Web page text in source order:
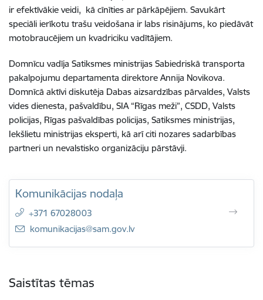
ir efektīvākie veidi, kā cīnīties ar pārkāpējiem. Savukārt
speciāli ierīkotu trašu veidošana ir labs risinājums, ko piedāvāt
motobraucējiem un kvadriciku vadītājiem.
Domnīcu vadīja Satiksmes ministrijas Sabiedriskā transporta
pakalpojumu departamenta direktore Annija Novikova.
Domnīcā aktīvi diskutēja Dabas aizsardzības pārvaldes, Valsts
vides dienesta, pašvaldību, SIA “Rīgas meži”, CSDD, Valsts
policijas, Rīgas pašvaldības policijas, Satiksmes ministrijas,
Iekšlietu ministrijas eksperti, kā arī citi nozares sadarbības
partneri un nevalstisko organizāciju pārstāvji.
Komunikācijas nodaļa
+371 67028003
E-pasts:
komunikacijas@sam.gov.lv
Saistītas tēmas